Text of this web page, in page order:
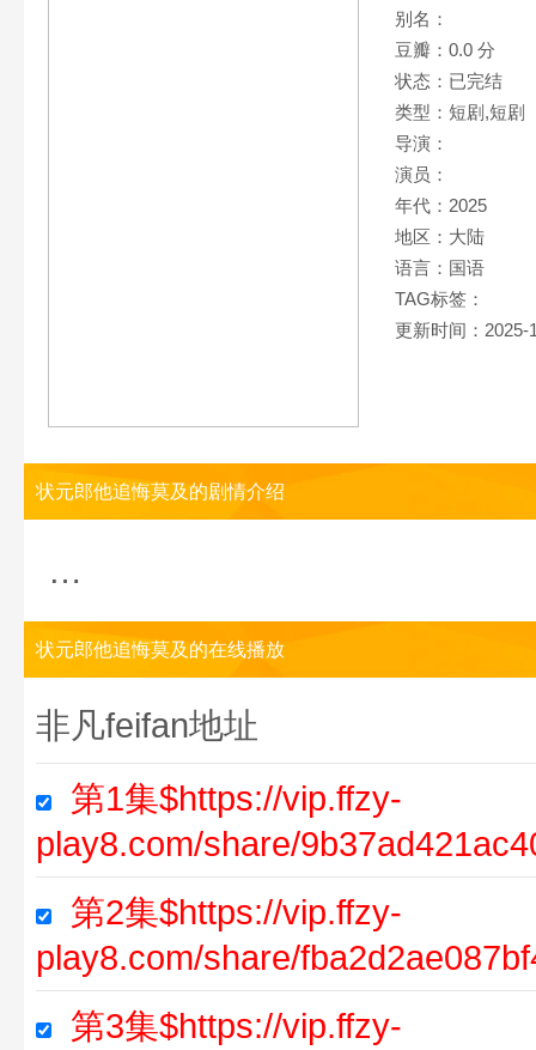
别名：
豆瓣：0.0 分
状态：已完结
类型：短剧,短剧
导演：
演员：
年代：2025
地区：大陆
语言：国语
TAG标签：
更新时间：2025-
状元郎他追悔莫及的剧情介绍
…
状元郎他追悔莫及的在线播放
非凡feifan地址
第1集$https://vip.ffzy-
play8.com/share/
第2集$https://vip.ffzy-
play8.com/share/
第3集$https://vip.ffzy-